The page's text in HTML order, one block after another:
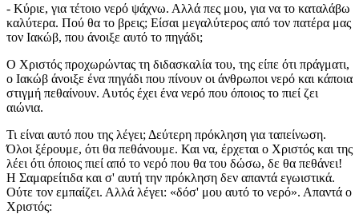
- Κύριε, για τέτοιο νερό ψάχνω. Αλλά πες μου, για να το καταλάβω
καλύτερα. Πού θα το βρεις; Είσαι μεγαλύτερος από τον πατέρα μας
τον Ιακώβ, που άνοιξε αυτό το πηγάδι;
Ο Χριστός προχωρώντας τη διδασκαλία του, της είπε ότι πράγματι,
ο Ιακώβ άνοιξε ένα πηγάδι που πίνουν οι άνθρωποι νερό και κάποια
στιγμή πεθαίνουν. Αυτός έχει ένα νερό που όποιος το πιεί ζει
αιώνια.
Τι είναι αυτό που της λέγει; Δεύτερη πρόκληση για ταπείνωση.
Όλοι ξέρουμε, ότι θα πεθάνουμε. Και να, έρχεται ο Χριστός και της
λέει ότι όποιος πιεί από το νερό που θα του δώσω, δε θα πεθάνει!
Η Σαμαρείτιδα και σ' αυτή την πρόκληση δεν απαντά εγωιστικά.
Ούτε τον εμπαίζει. Αλλά λέγει: «δόσ' μου αυτό το νερό». Απαντά ο
Χριστός: